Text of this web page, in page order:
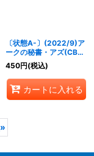
〔状態A-〕(2022/9)ア
ークの秘書・アズ(CB24
収録)【X】{CB17-X06}
《紫》
450円(税込)
カートに入れる
»